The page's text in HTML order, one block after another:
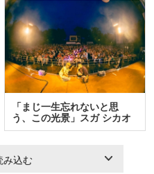
「まじ一生忘れないと思
う、この光景」スガ シカオ
と…
み込む